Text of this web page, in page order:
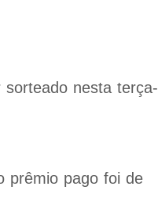
nesta terça-
prêmio pago foi de